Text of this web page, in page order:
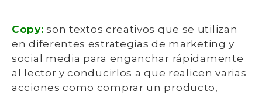
Copy: son textos creativos que se utilizan
en diferentes estrategias de marketing y
social media para enganchar rápidamente
al lector y conducirlos a que realicen varias
acciones como comprar un producto,